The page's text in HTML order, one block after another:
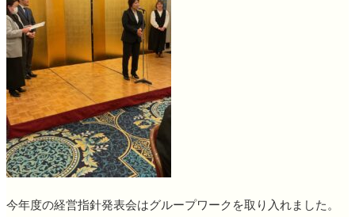
今年度の経営指針発表会はグループワークを取り入れました。